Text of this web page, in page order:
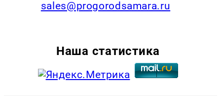
sales@progorodsamara.ru
Наша статистика